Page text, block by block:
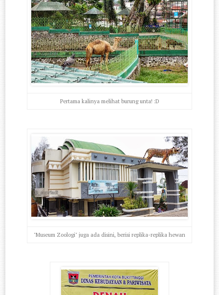
Pertama kalinya melihat burung unta! :D
"Museum Zoologi" juga ada disini, berisi replika-replika hewan